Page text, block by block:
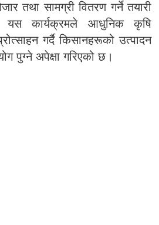
तथा सामग्री वितरण गर्ने तयारी
यस कार्यक्रमले आधुनिक कृषि
गर्दै किसानहरूको उत्पादन
पुग्ने अपेक्षा गरिएको छ।